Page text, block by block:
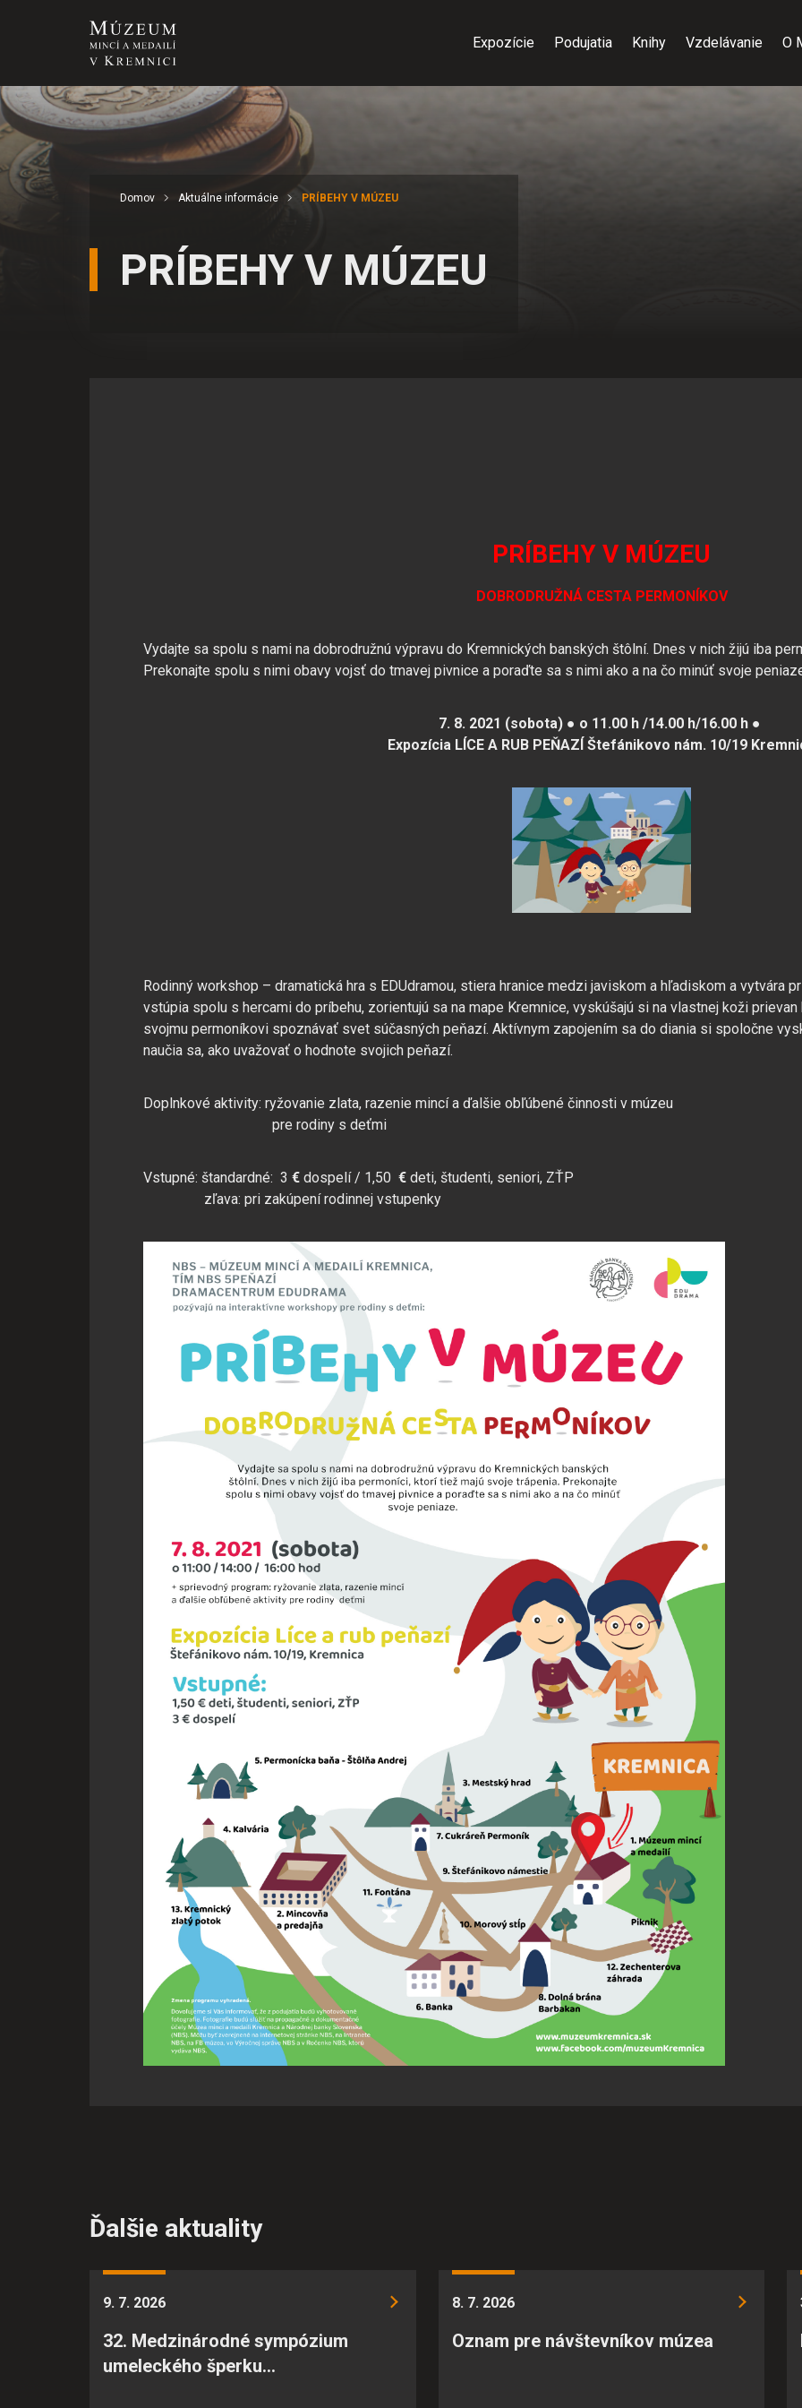
Expozície Podujatia Knihy Vzdelávanie O
Domov Aktuálne informácie PRÍBEHY V MÚZEU
PRÍBEHY V MÚZEU
PRÍBEHY V MÚZEU
DOBRODRUŽNÁ CESTA PERMONÍKOV
Vydajte sa spolu s nami na dobrodružnú výpravu do Kremnických banských štôlní. Dnes v nich žijú iba
Prekonajte spolu s nimi obavy vojsť do tmavej pivnice a poraďte sa s nimi ako a na čo minúť svoje
7. 8. 2021 (sobota) ● o 11.00 h /14.00 h/16.00 h ●
Expozícia LÍCE A RUB PEŇAZÍ Štefánikovo nám. 10/19
Rodinný workshop – dramatická hra s EDUdramou, stiera hranice medzi javiskom a hľadiskom a vytvára
vstúpia spolu s hercami do príbehu, zorientujú sa na mape Kremnice, vyskúšajú si na vlastnej koži
svojmu permoníkovi spoznávať svet súčasných peňazí. Aktívnym zapojením sa do diania si spoločne
naučia sa, ako uvažovať o hodnote svojich peňazí.
Doplnkové aktivity: ryžovanie zlata, razenie mincí a ďalšie obľúbené činnosti v múzeu
pre rodiny s deťmi
Vstupné: štandardné: 3 € dospelí / 1,50 € deti, študenti, seniori, ZŤP
zľava: pri zakúpení rodinnej vstupenky
Ďalšie aktuality
9. 7. 2026
32. Medzinárodné sympózium
umeleckého šperku…
8. 7. 2026
Oznam pre návštevníkov múzea
Súhlas s používaním cookies
Cookies sú malé súbory, ktoré sa dočasne ukladajú vo vašom počítači a pomáhajú nám k
Zo zákona môžeme na vašom zariadení ukladať iba súbory cookie, ktoré sú nevyhnutné pre
samozrejme kedykoľvek zmeniť alebo odvolať.
Vyberte úroveň cookies, ktorú chcete povoliť
Technické cookies
Technické súbory cookie sú pre prevádzku nevyhnutné a pomáhajú urobiť webové stránky
umožňujú základné funkcie, ako je navigácia na stránke a prístup k zabezpečeným oblastiam
súborov cookie nemôže web správne fungovať.
Analytické cookies
Analytické cookies pomáhajú prevádzkovateľovi stránok pochopiť, ako návštevníci stránok
stránky optimalizovať a ponúknuť im lepšiu skúsenosť. Všetky dáta sa zbierajú anonymne a
konkrétnou osobou.
POVOLIŤ VŠETKO ULOŽIŤ NASTAVENIA